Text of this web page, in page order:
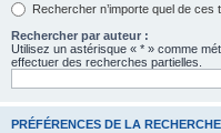
Rechercher n’importe quel de ces
Rechercher par auteur :
Utilisez un astérisque « * » comme
effectuer des recherches partielles.
PRÉFÉRENCES DE LA RECHERCHE